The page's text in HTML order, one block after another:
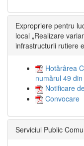
Expropriere pentru
local „Realizare
infrastructurii rutiere
Hotărârea
numărul 49
Notificare
Convocare
Serviciul Public